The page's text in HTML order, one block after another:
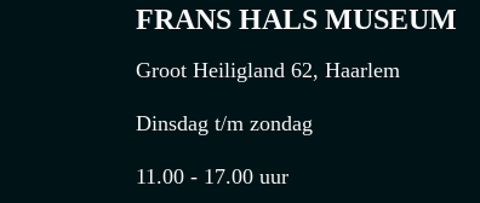
FRANS HALS MUSEUM
Groot Heiligland 62, Haarlem
Dinsdag t/m zondag
11.00 - 17.00 uur